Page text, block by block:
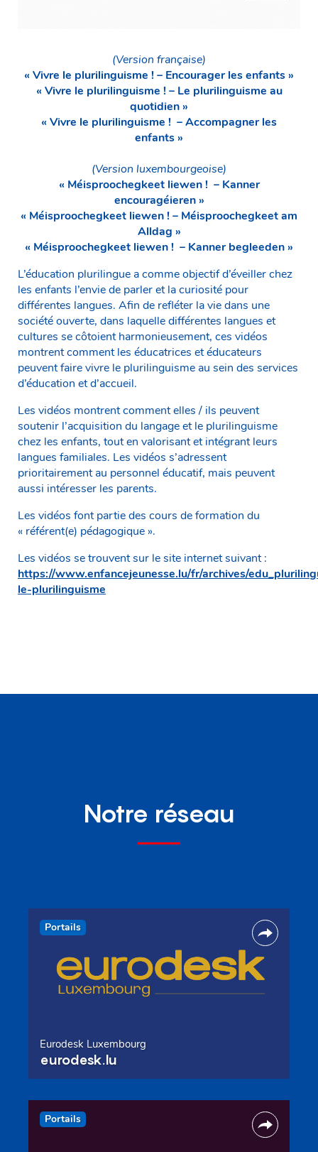
(Version française)
« Vivre le plurilinguisme !– Encourager les enfants »
« Vivre le plurilinguisme ! – Le plurilinguisme au
quotidien »
« Vivre le plurilinguisme ! – Accompagner les
enfants »
(Version luxembourgeoise)
« Méisproochegkeet liewen ! – Kanner
encouragéieren »
« Méisproochegkeet liewen ! – Méisproochegkeet am
Alldag »
« Méisproochegkeet liewen ! – Kanner begleeden »
L’éducation plurilingue a comme objectif d’éveiller chez
les enfants l’envie de parler et la curiosité pour
différentes langues. Afin de refléter la vie dans une
société ouverte, dans laquelle différentes langues et
cultures se côtoient harmonieusement, ces vidéos
montrent comment les éducatrices et éducateurs
peuvent faire vivre le plurilinguisme au sein des services
d’éducation et d’accueil.
Les vidéos montrent comment elles / ils peuvent
soutenir l’acquisition du langage et le plurilinguisme
chez les enfants, tout en valorisant et intégrant leurs
langues familiales. Les vidéos s’adressent
prioritairement au personnel éducatif, mais peuvent
aussi intéresser les parents.
Les vidéos font partie des cours de formation du
« référent(e) pédagogique ».
Les vidéos se trouvent sur le site internet suivant :
https://www.enfancejeunesse.lu/fr/archives/
le-plurilinguisme
Notre réseau
Portails
Eurodesk Luxembourg
eurodesk.lu
Portails